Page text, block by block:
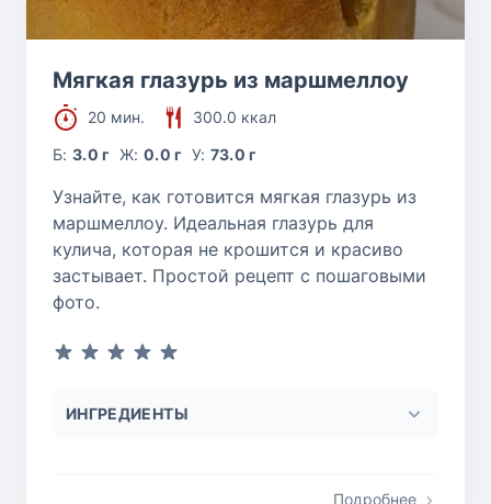
Мягкая глазурь из маршмеллоу
20 мин.
300.0 ккал
Б:3.0 г Ж: 0.0 г У: 73.0 г
Узнайте, как готовится мягкая глазурь из
маршмеллоу. Идеальная глазурь для
кулича, которая не крошится и красиво
застывает. Простой рецепт с пошаговыми
фото.
ИНГРЕДИЕНТЫ
Подробнее